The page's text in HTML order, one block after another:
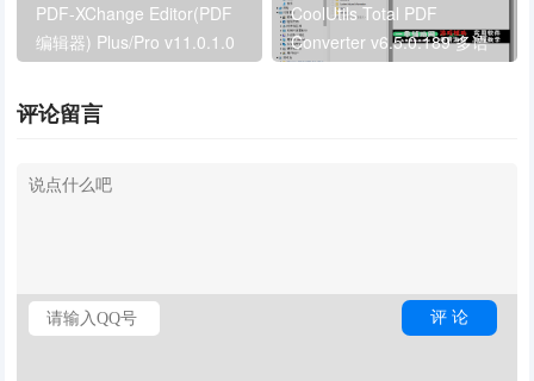
PDF-XChange Editor(PDF
编辑器) Plus/Pro v11.0.1.0
CoolUtils Total PDF
Converter v6.5.0.189 多语
评论留言